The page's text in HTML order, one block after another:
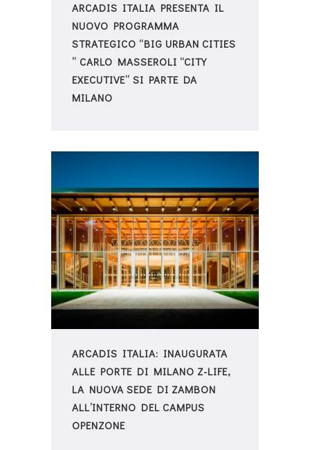
ARCADIS ITALIA PRESENTA IL
NUOVO PROGRAMMA
STRATEGICO “BIG URBAN CITIES
” CARLO MASSEROLI “CITY
EXECUTIVE” SI PARTE DA
MILANO
ARCADIS ITALIA: INAUGURATA
ALLE PORTE DI MILANO Z-LIFE,
LA NUOVA SEDE DI ZAMBON
ALL’INTERNO DEL CAMPUS
OPENZONE